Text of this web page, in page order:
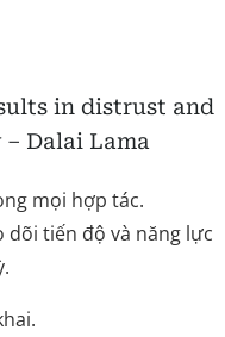
in distrust and
Dalai Lama
mọi hợp tác.
dõi tiến độ và năng lực